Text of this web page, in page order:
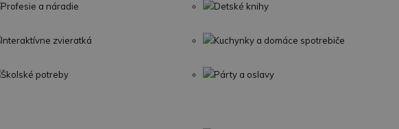
Profesie a náradie Detské knihy
Interaktívne zvieratká Kuchynky a domáce spotrebiče
Školské potreby Párty a oslavy